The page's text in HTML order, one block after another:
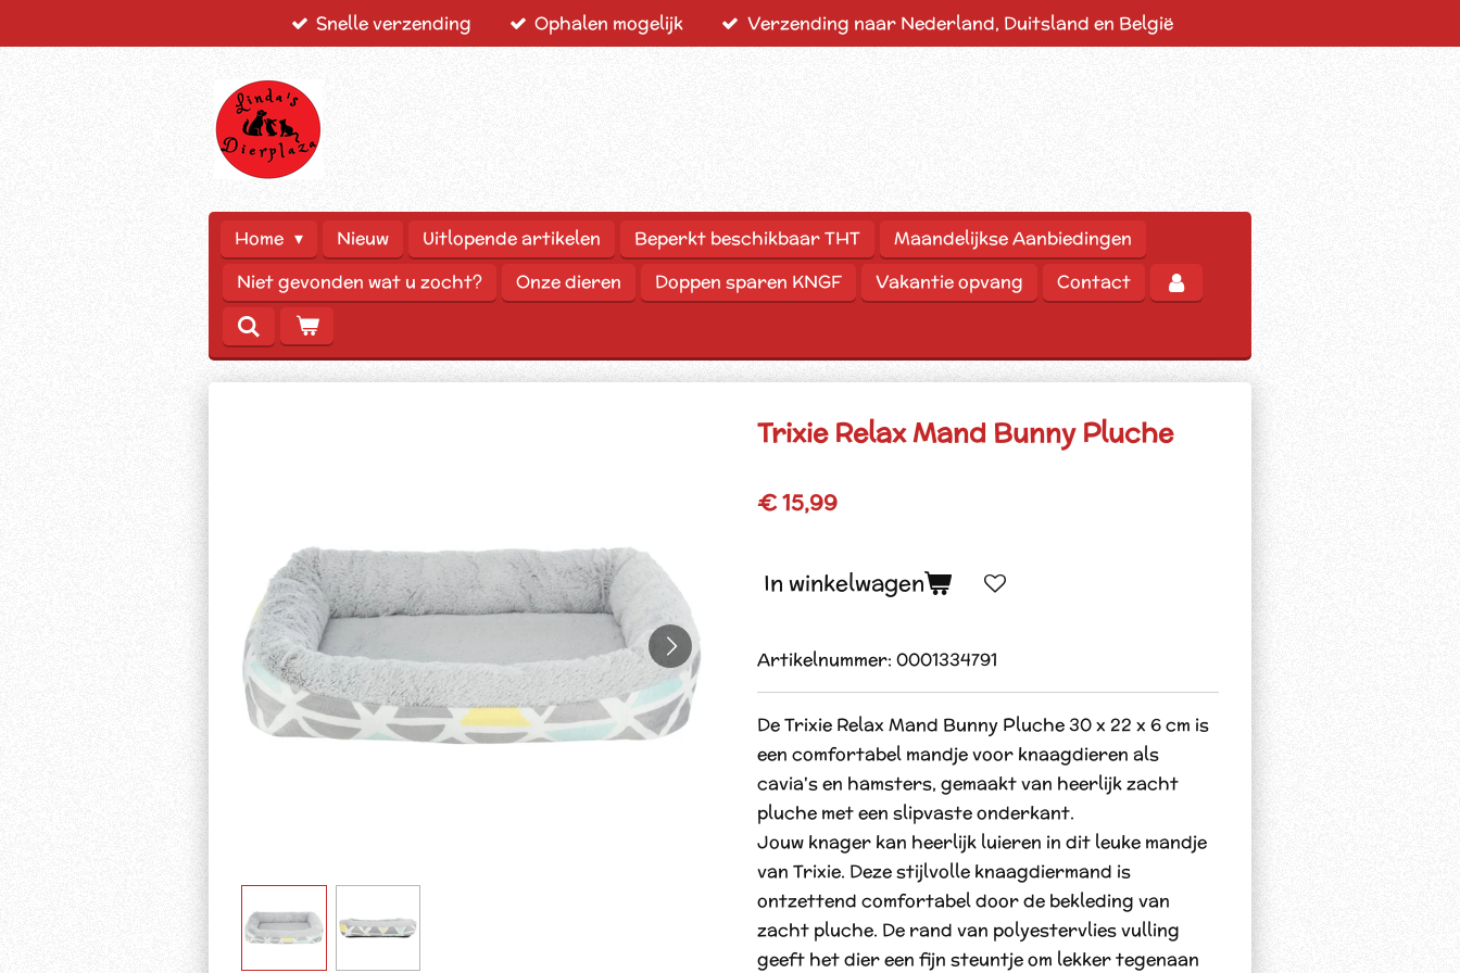
Snelle verzending Ophalen mogelijk Verzending naar Nederland, Duitsland en België
Home Nieuw Uitlopende artikelen Beperkt beschikbaar THT
Maandelijkse Aanbiedingen
Niet gevonden wat u zocht?
Onze dieren Doppen sparen KNGF Vakantie opvang Contact
Trixie Relax Mand Bunny Pluche
€ 15,99
In winkelwagen
Artikelnummer: 0001334791
De Trixie Relax Mand Bunny Pluche 30 x 22 x 6 cm is
een comfortabel mandje voor knaagdieren als
cavia's en hamsters, gemaakt van heerlijk zacht
pluche met een slipvaste onderkant.
Jouw knager kan heerlijk luieren in dit leuke mandje
van Trixie. Deze stijlvolle knaagdiermand is
ontzettend comfortabel door de bekleding van
zacht pluche. De rand van polyestervlies vulling
geeft het dier een fijn steuntje om lekker tegenaan